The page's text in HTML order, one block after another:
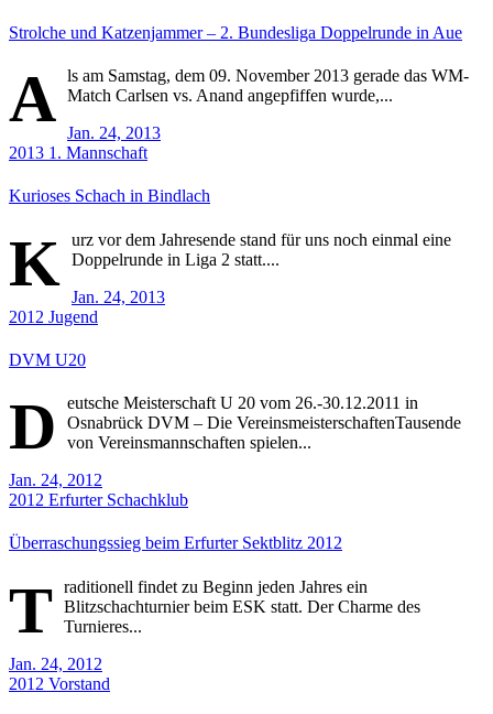
Strolche und Katzenjammer – 2. Bundesliga Doppelrunde in Aue
A ls am Samstag, dem 09. November 2013 gerade das WM-
Match Carlsen vs. Anand angepfiffen wurde,...
Jan. 24, 2013
2013 1. Mannschaft
Kurioses Schach in Bindlach
K urz vor dem Jahresende stand für uns noch einmal eine
Doppelrunde in Liga 2 statt....
Jan. 24, 2013
2012 Jugend
DVM U20
D
eutsche Meisterschaft U 20 vom 26.-30.12.2011 in
Osnabrück DVM – Die VereinsmeisterschaftenTausende
von Vereinsmannschaften spielen...
Jan. 24, 2012
2012 Erfurter Schachklub
Überraschungssieg beim Erfurter Sektblitz 2012
T raditionell findet zu Beginn jeden Jahres ein
Blitzschachturnier beim ESK statt. Der Charme des
Turnieres...
Jan. 24, 2012
2012 Vorstand